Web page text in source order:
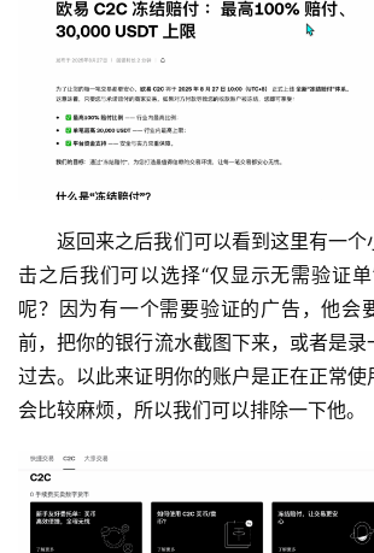
返回来之后我们可以看到这里有一个
击之后我们可以选择“仅显示无需验证
呢？因为有一个需要验证的广告，他会
前，把你的银行流水截图下来，或者是录
过去。以此来证明你的账户是正在正常
会比较麻烦，所以我们可以排除一下他。